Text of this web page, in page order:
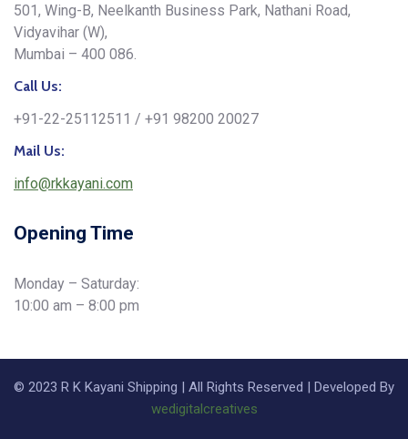
501, Wing-B, Neelkanth Business Park, Nathani Road,
Vidyavihar (W),
Mumbai – 400 086.
Call Us:
+91-22-25112511 / +91 98200 20027
Mail Us:
info@rkkayani.com
Opening Time
Monday – Saturday:
10:00 am – 8:00 pm
© 2023 R K Kayani Shipping | All Rights Reserved | Developed By
wedigitalcreatives